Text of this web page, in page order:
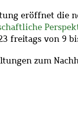
eröffnet die
freitags von 9
zum